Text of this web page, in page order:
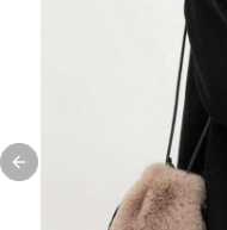
Previous slide